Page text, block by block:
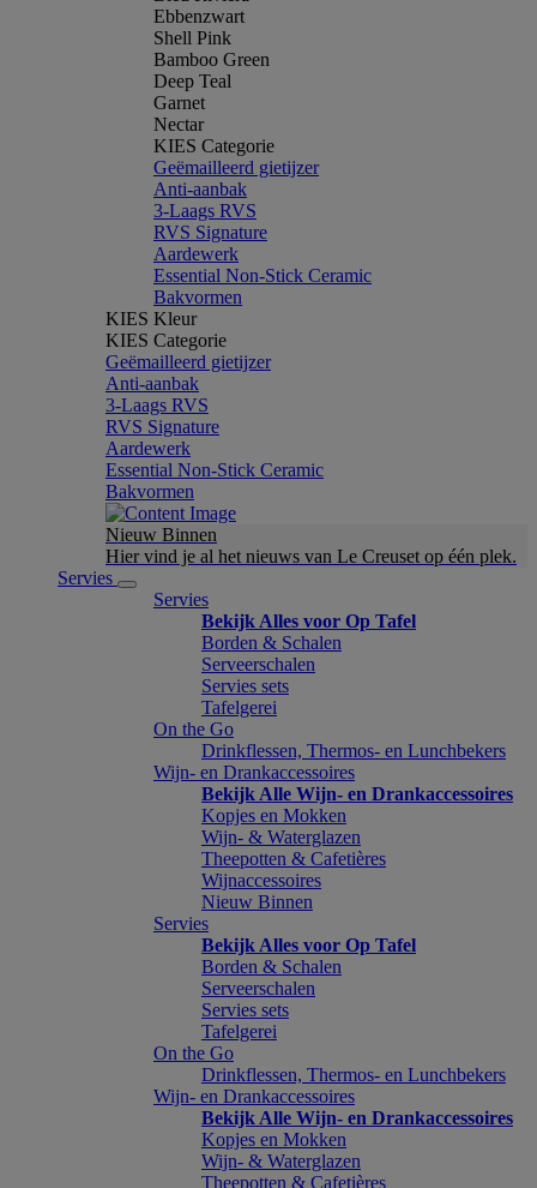
Ebbenzwart
Shell Pink
Bamboo Green
Deep Teal
Garnet
Nectar
KIES Categorie
Geëmailleerd gietijzer
Anti-aanbak
3-Laags RVS
RVS Signature
Aardewerk
Essential Non-Stick Ceramic
Bakvormen
KIES Kleur
KIES Categorie
Geëmailleerd gietijzer
Anti-aanbak
3-Laags RVS
RVS Signature
Aardewerk
Essential Non-Stick Ceramic
Bakvormen
Nieuw Binnen
Hier vind je al het nieuws van Le Creuset op één plek.
Servies
Servies
Bekijk Alles voor Op Tafel
Borden & Schalen
Serveerschalen
Servies sets
Tafelgerei
On the Go
Drinkflessen, Thermos- en Lunchbekers
Wijn- en Drankaccessoires
Bekijk Alle Wijn- en Drankaccessoires
Kopjes en Mokken
Wijn- & Waterglazen
Theepotten & Cafetières
Wijnaccessoires
Nieuw Binnen
Servies
Bekijk Alles voor Op Tafel
Borden & Schalen
Serveerschalen
Servies sets
Tafelgerei
On the Go
Drinkflessen, Thermos- en Lunchbekers
Wijn- en Drankaccessoires
Bekijk Alle Wijn- en Drankaccessoires
Kopjes en Mokken
Wijn- & Waterglazen
Theepotten & Cafetières